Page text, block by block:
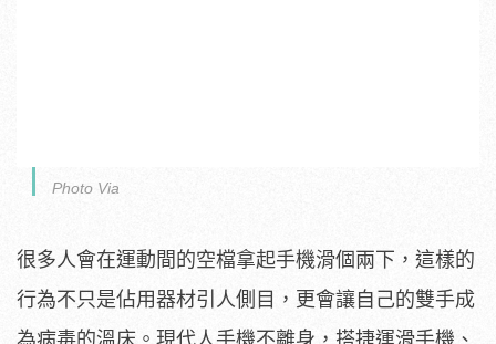
Photo Via
很多人會在運動間的空檔拿起手機滑個兩下，這樣的
行為不只是佔用器材引人側目，更會讓自己的雙手成
為病毒的溫床。現代人手機不離身，搭捷運滑手機、